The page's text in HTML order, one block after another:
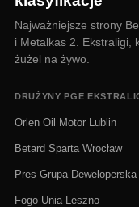
Najważniejsze strony
i Metalkas 2. Ekstraligi,
żużel na żywo.
DRUŻYNY PGE
Orlen Oil Motor Lublin
Betard Sparta Wrocław
Pres Grupa
Fogo Unia Leszno